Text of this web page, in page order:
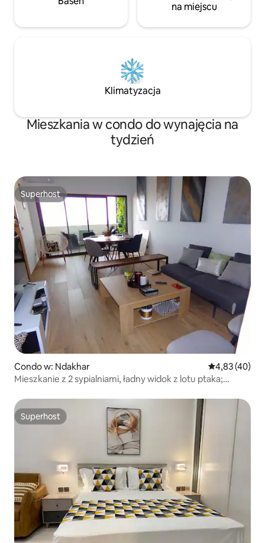
na miejscu
Klimatyzacja
Mieszkania w condo do wynajęcia na
tydzień
Superhost
Superhost
Condo w: Ndakhar Średnia
4,83 (40)
Mieszkanie z 2 sypialniami, ładny widok z lotu ptaka;
Superhost
Superhost